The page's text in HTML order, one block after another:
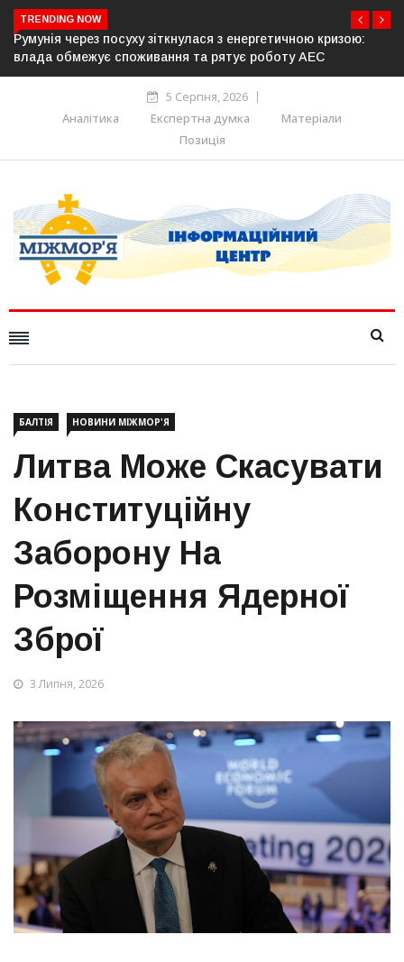
TRENDING NOW
Латвія готова направити до 20 військових для операцій
розблокування Ормузької протоки
5 Серпня, 2026
Аналітика
Експертна думка
Матеріали
Позиція
БАЛТІЯ НОВИНИ МІЖМОР'Я
Литва Може Скасувати
Конституційну
Заборону На
Розміщення Ядерної
Зброї
3 Липня, 2026